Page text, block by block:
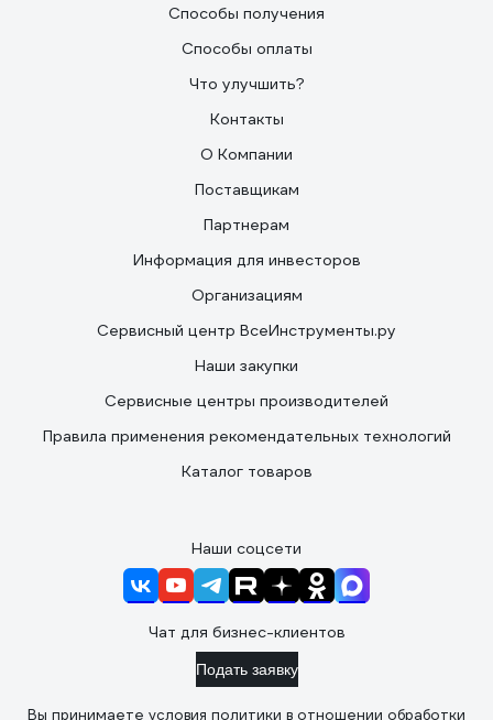
Способы получения
Способы оплаты
Что улучшить?
Контакты
О Компании
Поставщикам
Партнерам
Информация для инвесторов
Организациям
Сервисный центр ВсеИнструменты.ру
Наши закупки
Сервисные центры производителей
Правила применения рекомендательных технологий
Каталог товаров
Наши соцсети
Чат для бизнес-клиентов
Подать заявку
Вы принимаете условия политики в отношении обработки